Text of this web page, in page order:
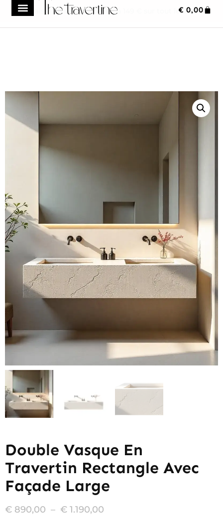
Frais de transport réduit à 149 € sur tout le site
€ 0,00
Double Vasque En
Travertin Rectangle Avec
Façade Large
€ 890,00 – € 1.190,00